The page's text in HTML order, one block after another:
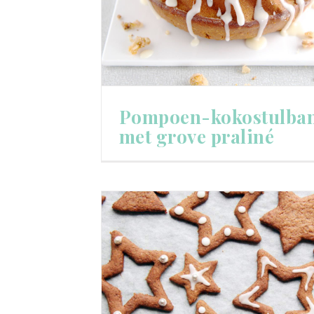
Pompoen-
met grove praliné